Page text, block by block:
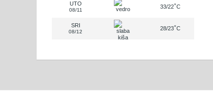
UTO
08/11
33/22°C
SRI
08/12
28/23°C